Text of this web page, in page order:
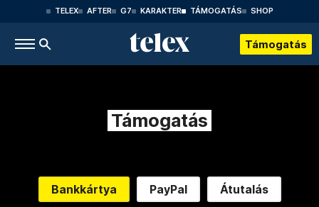
TELEX AFTER G7 KARAKTER TÁMOGATÁS SHOP
Támogatás
Támogatás
Bankkártya PayPal Átutalás